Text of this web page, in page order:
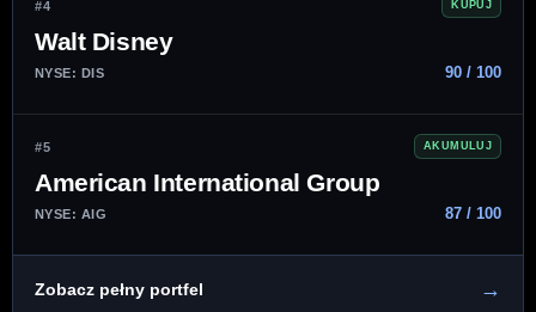
#4 KUPUJ
Walt Disney
NYSE: DIS 90 / 100
#5 AKUMULUJ
American International Group
NYSE: AIG 87 / 100
Zobacz pełny portfel →